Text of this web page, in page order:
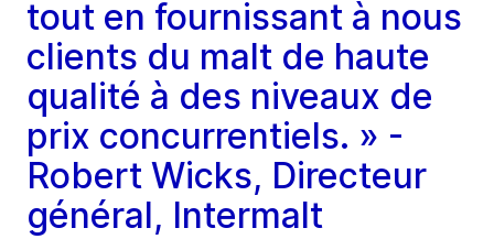
tout en fournissant à nous
clients du malt de haute
qualité à des niveaux de
prix concurrentiels. » -
Robert Wicks, Directeur
général, Intermalt